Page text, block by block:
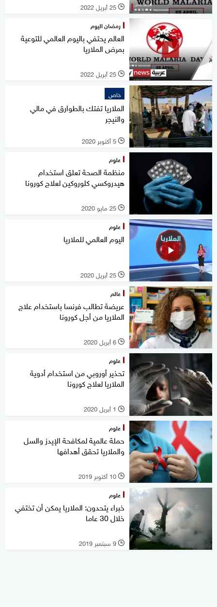
l 25 أبريل 2022
رمضان اليوم
العالم يحتفي باليوم العالمي للتوعية
بمرض الملاريا
l 25 أبريل 2022
خاص
الملاريا تفتك بالطوارق في مالي
والنيجر
l 5 أكتوبر 2020
علوم
منظمة الصحة تعلق استخدام
هيدروكسي كلوروكين لعلاج كورونا
l 25 مايو 2020
علوم
اليوم العالمي للملاريا
l 25 أبريل 2020
عالم
عريضة تطالب فرنسا باستخدام علاج
الملاريا من أجل كورونا
l 6 أبريل 2020
علوم
تحذير أوروبي من استخدام أدوية
الملاريا لعلاج كورونا
l 1 أبريل 2020
علوم
حملة عالمية لمكافحة الإيدز والسل
والملاريا تحقق أهدافها
l 10 أكتوبر 2019
علوم
خبراء يتحدون: الملاريا يمكن أن تختفي
خلال 30 عاما
l 9 سبتمبر 2019